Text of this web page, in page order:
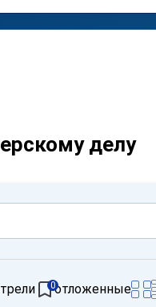
делу
отложенные
0